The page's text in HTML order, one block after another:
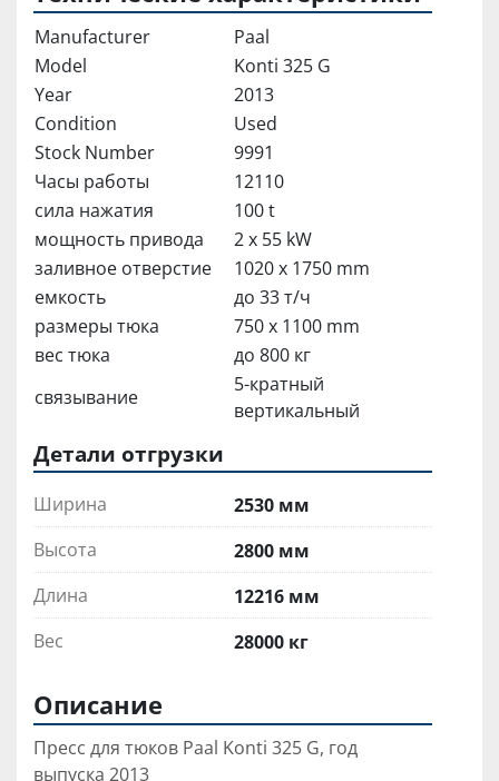
Manufacturer
Paal
Model
Konti 325 G
Year
2013
Condition
Used
Stock Number
9991
Часы работы
12110
сила нажатия
100 t
мощность привода
2 x 55 kW
заливное отверстие
1020 x 1750 mm
емкость
до 33 т/ч
размеры тюка
750 x 1100 mm
вес тюка
до 800 кг
связывание
5-кратный
вертикальный
Детали отгрузки
Ширина
2530 мм
Высота
2800 мм
Длина
12216 мм
Вес
28000 кг
Описание
Пресс для тюков Paal Konti 325 G, год
выпуска 2013